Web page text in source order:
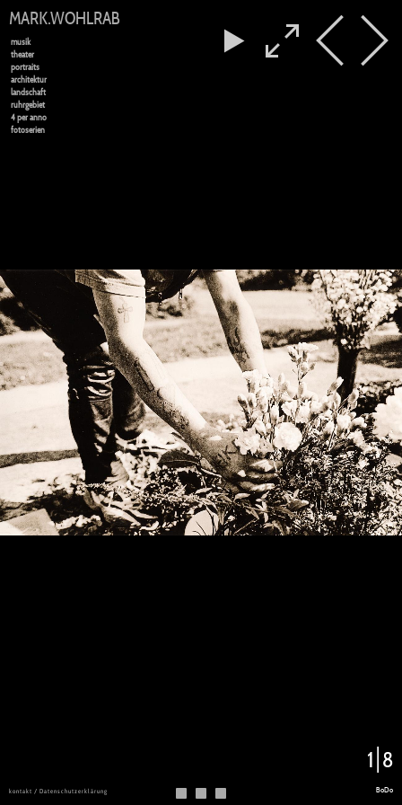
1 8
BoDo
MARK.WOHLRAB
musik
theater
portraits
architektur
landschaft
ruhrgebiet
4 per anno
fotoserien
kontakt / Datenschutzerklärung